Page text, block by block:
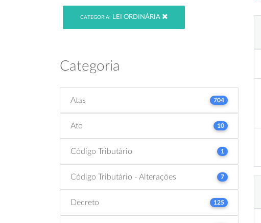
CATEGORIA: LEI ORDINÁRIA
Categoria
Atas 704
Ato 10
Código Tributário 1
Código Tributário - Alterações 7
Decreto 125